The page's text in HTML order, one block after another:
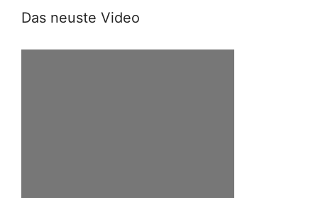
Das neuste Video